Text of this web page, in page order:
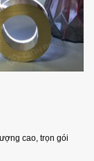
cao, trọn gói